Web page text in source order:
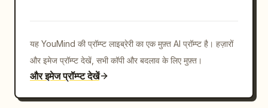
यह YouMind की प्रॉम्प्ट लाइब्रेरी का एक मुफ़्त AI प्रॉम्प्ट है। हज़ारों
और इमेज प्रॉम्प्ट देखें, सभी कॉपी और बदलाव के लिए मुफ़्त।
और इमेज प्रॉम्प्ट देखें